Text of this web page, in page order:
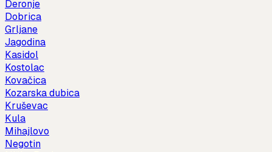
Deronje
Dobrica
Grljane
Jagodina
Kasidol
Kostolac
Kovačica
Kozarska dubica
Kruševac
Kula
Mihajlovo
Negotin